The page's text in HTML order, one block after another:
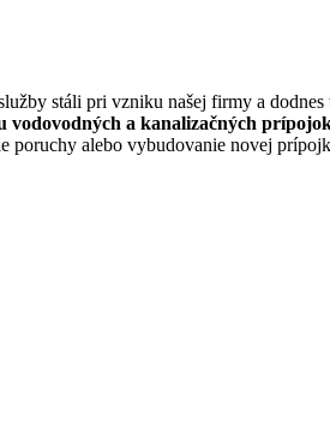
stáli pri vzniku našej firmy a
vodovodných a kanalizačných
poruchy alebo vybudovanie novej